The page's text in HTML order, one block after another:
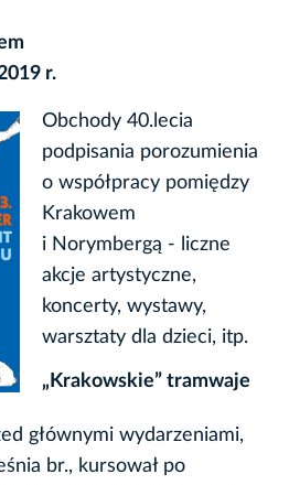
r.
Obchody 40.lecia
podpisania porozumienia
o współpracy pomiędzy
Krakowem
i Norymbergą - liczne
akcje artystyczne,
koncerty, wystawy,
warsztaty dla dzieci, itp.
„Krakowskie” tramwaje
głównymi wydarzeniami,
br., kursował po